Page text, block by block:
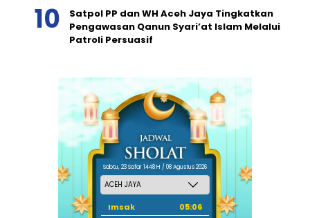
Satpol PP dan WH Aceh Jaya Tingkatkan
Pengawasan Qanun Syari’at Islam Melalui
Patroli Persuasif
Sabtu, 23 Safar 1448 H / 08 Agustus 2026
Imsak
05:06